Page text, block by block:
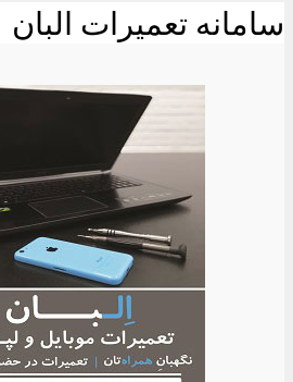
سامانه تعمیرات البان